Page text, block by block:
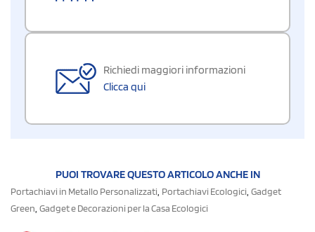
Richiedi maggiori informazioni
Clicca qui
PUOI TROVARE QUESTO ARTICOLO ANCHE IN
Portachiavi in Metallo Personalizzati, Portachiavi Ecologici, Gadget
Green, Gadget e Decorazioni per la Casa Ecologici